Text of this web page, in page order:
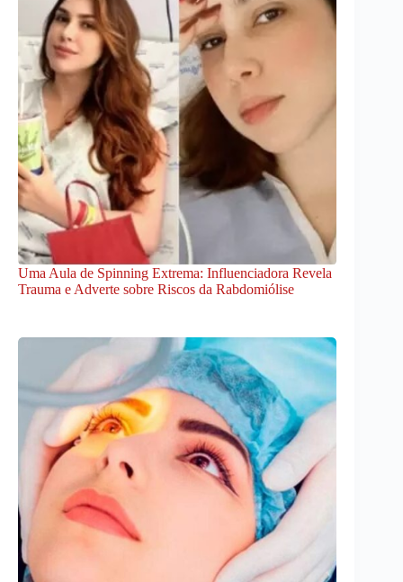
Uma Aula de Spinning Extrema: Influenciadora Revela
Trauma e Adverte sobre Riscos da Rabdomiólise